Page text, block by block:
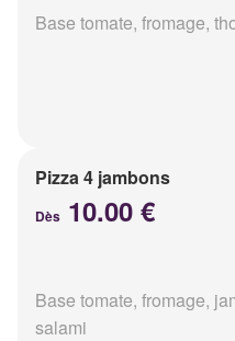
Base tomate, fromage,
Pizza 4 jambons
Dès 10.00 €
Base tomate, fromage,
salami